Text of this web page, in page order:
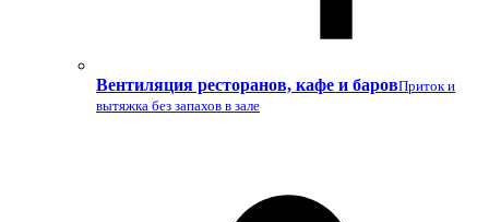
Вентиляция ресторанов, кафе и баровПриток и
вытяжка без запахов в зале